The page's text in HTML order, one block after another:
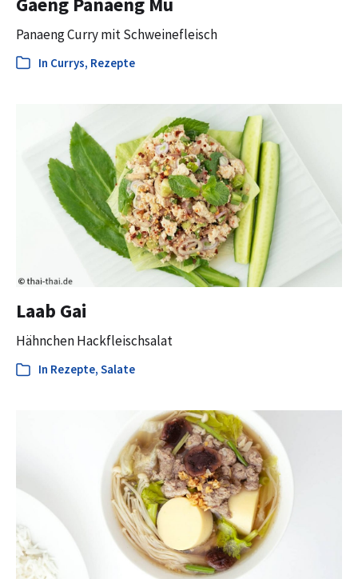
Panaeng Curry mit Schweinefleisch
In Currys, Rezepte
Laab Gai
Hähnchen Hackfleischsalat
In Rezepte, Salate